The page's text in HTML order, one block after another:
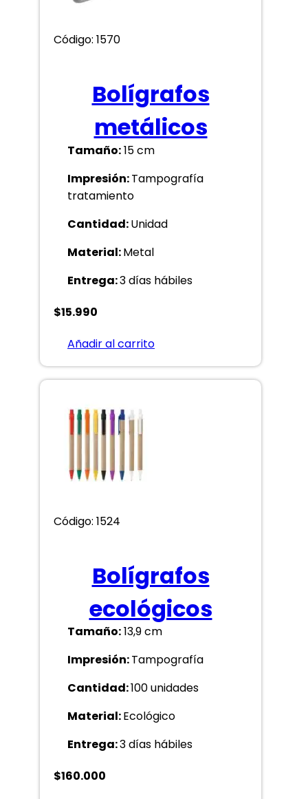
Código: 1570
Bolígrafos
metálicos
Tamaño:15 cm
Impresión:Tampografía
tratamiento
Cantidad:Unidad
Material:Metal
Entrega:3 días hábiles
$15.990
Añadir al carrito
Código: 1524
Bolígrafos
ecológicos
Tamaño:13,9 cm
Impresión:Tampografía
Cantidad:100 unidades
Material:Ecológico
Entrega:3 días hábiles
$160.000